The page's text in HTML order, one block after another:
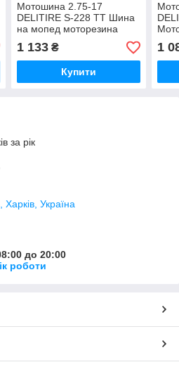
Мотошина 2.75-17
DELITIRE S-228 TT Шина
на мопед моторезина
1 133₴
Купити
1
за рік
Україна
до 20:00
роботи